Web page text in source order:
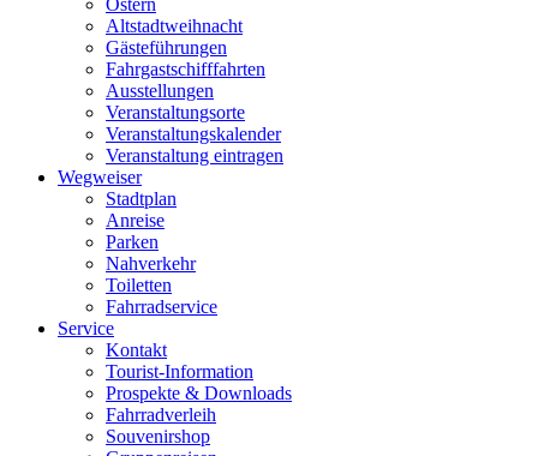
Ostern
Altstadtweihnacht
Gästeführungen
Fahrgastschifffahrten
Ausstellungen
Veranstaltungsorte
Veranstaltungskalender
Veranstaltung eintragen
Wegweiser
Stadtplan
Anreise
Parken
Nahverkehr
Toiletten
Fahrradservice
Service
Kontakt
Tourist-Information
Prospekte & Downloads
Fahrradverleih
Souvenirshop